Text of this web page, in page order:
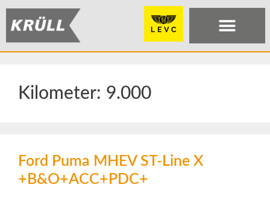
Kilometer: 9.000
Ford Puma MHEV ST-Line X
+B&O+ACC+PDC+